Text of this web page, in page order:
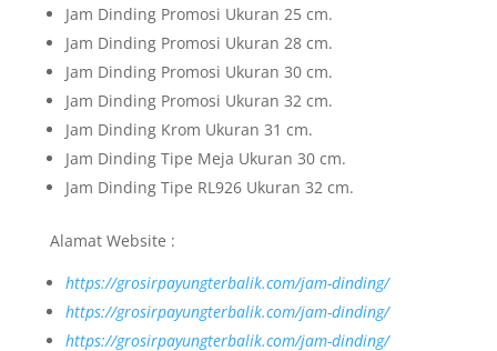
Jam Dinding Promosi Ukuran 25 cm.
Jam Dinding Promosi Ukuran 28 cm.
Jam Dinding Promosi Ukuran 30 cm.
Jam Dinding Promosi Ukuran 32 cm.
Jam Dinding Krom Ukuran 31 cm.
Jam Dinding Tipe Meja Ukuran 30 cm.
Jam Dinding Tipe RL926 Ukuran 32 cm.
Alamat Website :
https://grosirpayungterbalik.com/jam-dinding/
https://grosirpayungterbalik.com/jam-dinding/
https://grosirpayungterbalik.com/jam-dinding/